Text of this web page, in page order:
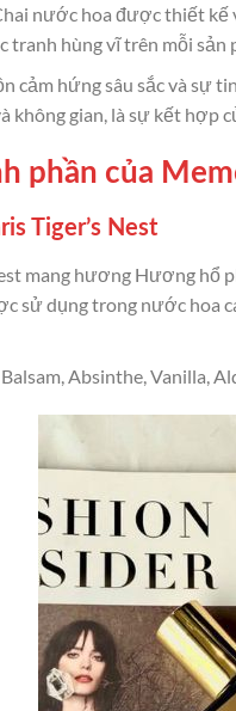
nước hoa được thiết kế
tranh hùng vĩ trên mỗi sản
hứng sâu sắc và sự
không gian, là sự kết hợp
phần của
Tiger’s Nest
mang hương Hương
sử dụng trong nước hoa
Absinthe, Vanilla,